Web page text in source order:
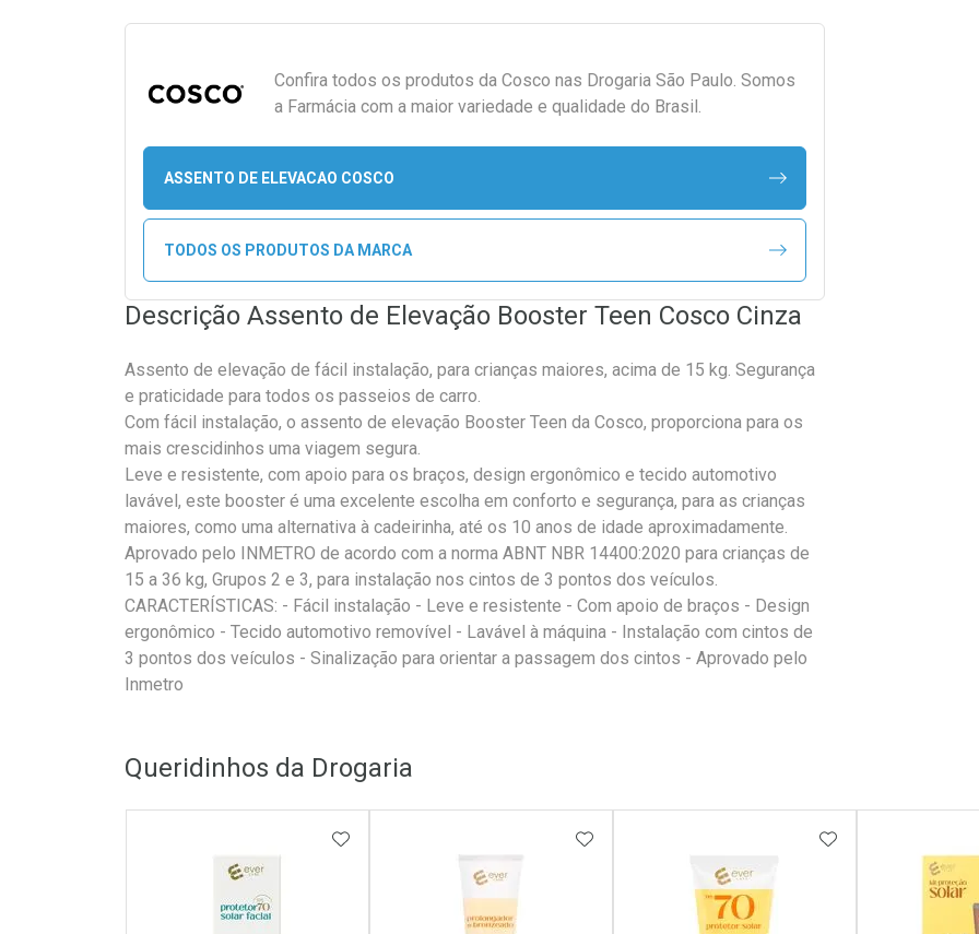
Confira todos os produtos da Cosco nas Drogaria São Paulo. Somos
a Farmácia com a maior variedade e qualidade do Brasil.
ASSENTO DE ELEVACAO COSCO
TODOS OS PRODUTOS DA MARCA
Descrição Assento de Elevação Booster Teen Cosco Cinza
Assento de elevação de fácil instalação, para crianças maiores, acima de 15 kg. Segurança
e praticidade para todos os passeios de carro.
Com fácil instalação, o assento de elevação Booster Teen da Cosco, proporciona para os
mais crescidinhos uma viagem segura.
Leve e resistente, com apoio para os braços, design ergonômico e tecido automotivo
lavável, este booster é uma excelente escolha em conforto e segurança, para as crianças
maiores, como uma alternativa à cadeirinha, até os 10 anos de idade aproximadamente.
Aprovado pelo INMETRO de acordo com a norma ABNT NBR 14400:2020 para crianças de
15 a 36 kg, Grupos 2 e 3, para instalação nos cintos de 3 pontos dos veículos.
CARACTERÍSTICAS: - Fácil instalação - Leve e resistente - Com apoio de braços - Design
ergonômico - Tecido automotivo removível - Lavável à máquina - Instalação com cintos de
3 pontos dos veículos - Sinalização para orientar a passagem dos cintos - Aprovado pelo
Inmetro
Queridinhos da Drogaria
ADICIONAR AOS FAVORITOSADICIONAR AOS FAVORITOSADICIONAR AOS